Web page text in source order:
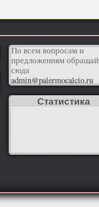
По всем вопросам и
предложениям
сюда
admin@palermocalcio.ru
Статистика